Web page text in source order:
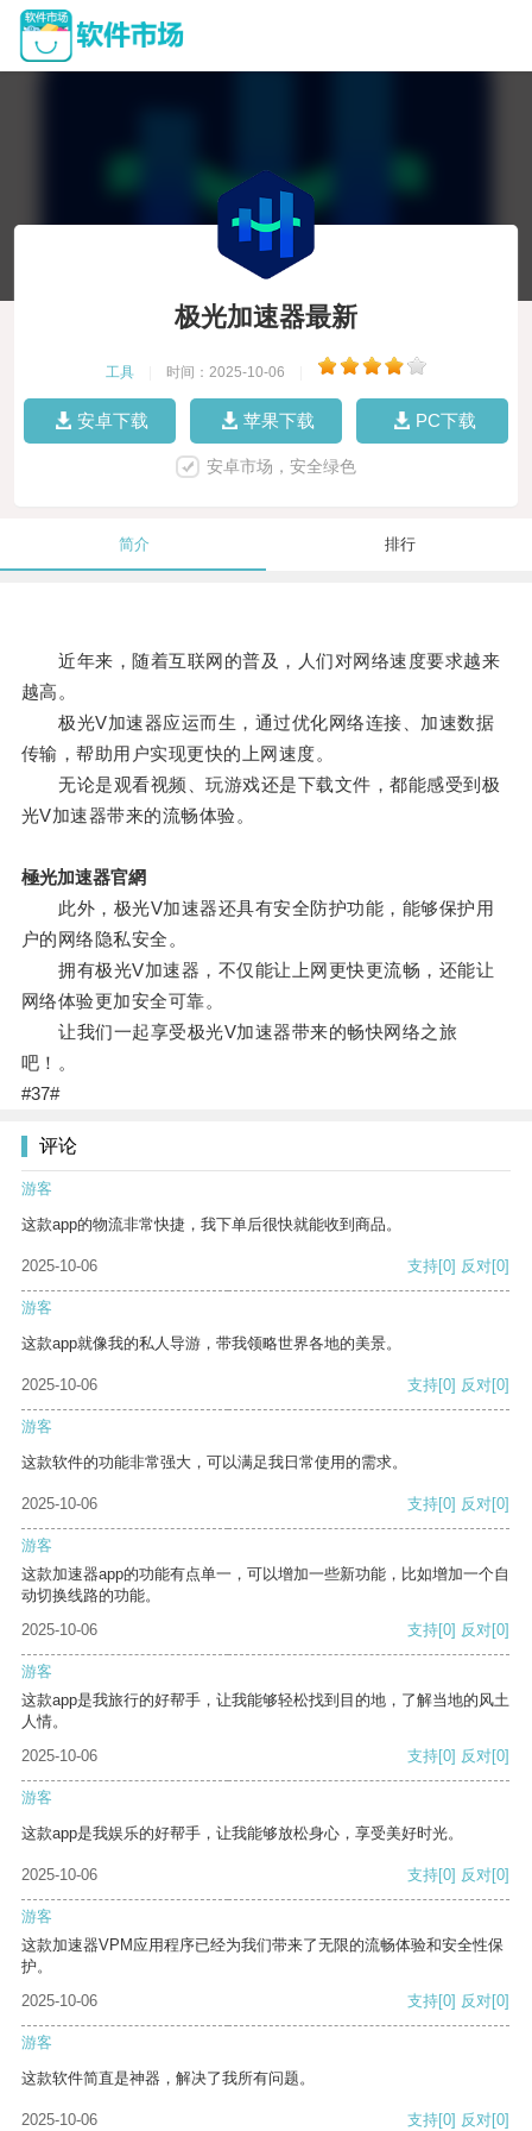
极光加速器最新
工具 时间：2025-10-06
安卓下载 苹果下载 PC下载
安卓市场，安全绿色
简介 排行
近年来，随着互联网的普及，人们对网络速度要求越来
越高。
极光V加速器应运而生，通过优化网络连接、加速数据
传输，帮助用户实现更快的上网速度。
无论是观看视频、玩游戏还是下载文件，都能感受到极
光V加速器带来的流畅体验。
極光加速器官網
此外，极光V加速器还具有安全防护功能，能够保护用
户的网络隐私安全。
拥有极光V加速器，不仅能让上网更快更流畅，还能让
网络体验更加安全可靠。
让我们一起享受极光V加速器带来的畅快网络之旅
吧！。
#37#
评论
游客
这款app的物流非常快捷，我下单后很快就能收到商品。
2025-10-06 支持[0] 反对[0]
游客
这款app就像我的私人导游，带我领略世界各地的美景。
2025-10-06 支持[0] 反对[0]
游客
这款软件的功能非常强大，可以满足我日常使用的需求。
2025-10-06 支持[0] 反对[0]
游客
这款加速器app的功能有点单一，可以增加一些新功能，比如增加一个自
动切换线路的功能。
2025-10-06
支持[0] 反对[0]
游客
这款app是我旅行的好帮手，让我能够轻松找到目的地，了解当地的风土
人情。
2025-10-06
支持[0] 反对[0]
游客
这款app是我娱乐的好帮手，让我能够放松身心，享受美好时光。
2025-10-06 支持[0] 反对[0]
游客
这款加速器VPM应用程序已经为我们带来了无限的流畅体验和安全性保
护。
2025-10-06
支持[0] 反对[0]
游客
这款软件简直是神器，解决了我所有问题。
2025-10-06 支持[0] 反对[0]